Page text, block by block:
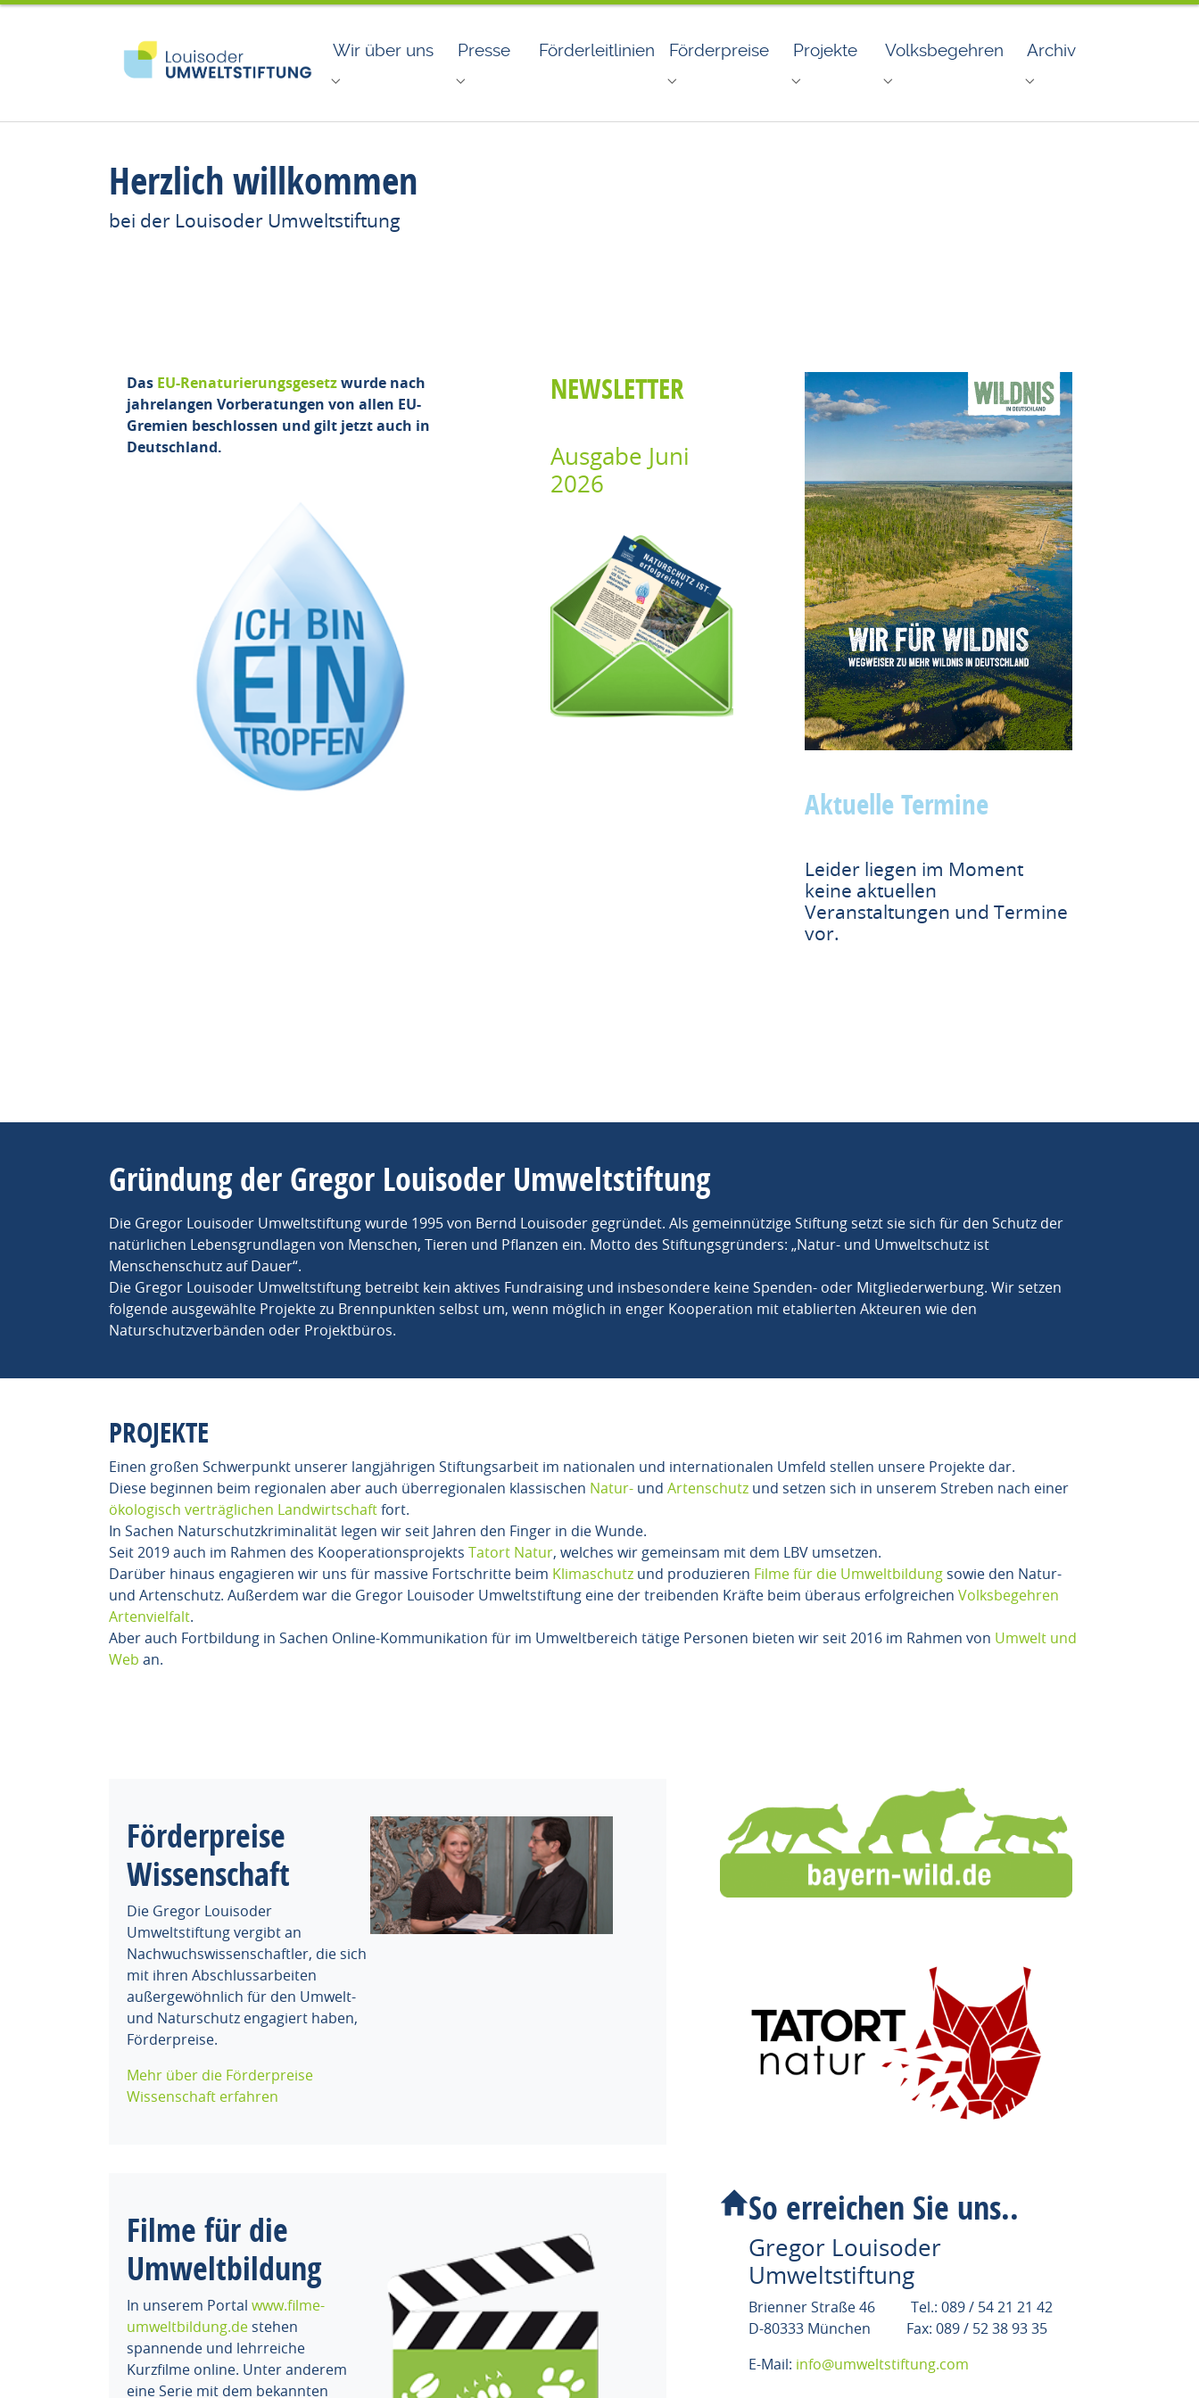
Zum Hauptinhalt springen
Skip to page footer
Wir über uns
Submenu for "Wir über uns"
Presse
Submenu for "Presse"
Förderleitlinien
Förderpreise
Submenu for "Förderpreise"
Projekte
Submenu for "Projekte"
Volksbegehren
Submenu for "Volksbegehren"
Archiv
Submenu for "Archiv"
Herzlich willkommen
bei der Louisoder Umweltstiftung
Das EU-Renaturierungsgesetzwurde nach
jahrelangen Vorberatungen von allen EU-
Gremien beschlossen und gilt jetzt auch in
Deutschland.
NEWSLETTER
Ausgabe Juni
2026
Aktuelle Termine
Leider liegen im Moment
keine aktuellen
Veranstaltungen und Termine
vor.
Gründung der Gregor Louisoder Umweltstiftung
Die Gregor Louisoder Umweltstiftung wurde 1995 von Bernd Louisoder gegründet. Als gemeinnützige Stiftung setzt sie sich für den Schutz der
natürlichen Lebensgrundlagen von Menschen, Tieren und Pflanzen ein. Motto des Stiftungsgründers: „Natur- und Umweltschutz ist
Menschenschutz auf Dauer“.
Die Gregor Louisoder Umweltstiftung betreibt kein aktives Fundraising und insbesondere keine Spenden- oder Mitgliederwerbung. Wir setzen
folgende ausgewählte Projekte zu Brennpunkten selbst um, wenn möglich in enger Kooperation mit etablierten Akteuren wie den
Naturschutzverbänden oder Projektbüros.
PROJEKTE
Einen großen Schwerpunkt unserer langjährigen Stiftungsarbeit im nationalen und internationalen Umfeld stellen unsere Projekte dar.
Diese beginnen beim regionalen aber auch überregionalen klassischen Natur- und Artenschutz und setzen sich in unserem Streben nach einer
ökologisch verträglichen Landwirtschaftfort.
In Sachen Naturschutzkriminalität legen wir seit Jahren den Finger in die Wunde.
Seit 2019 auch im Rahmen des Kooperationsprojekts Tatort Natur, welches wir gemeinsam mit dem LBV umsetzen.
Darüber hinaus engagieren wir uns für massive Fortschritte beim Klimaschutz und produzieren Filme für die Umweltbildung sowie den Natur-
und Artenschutz. Außerdem war die Gregor Louisoder Umweltstiftung eine der treibenden Kräfte beim überaus erfolgreichen Volksbegehren
Artenvielfalt.
Aber auch Fortbildung in Sachen Online-Kommunikation für im Umweltbereich tätige Personen bieten wir seit 2016 im Rahmen von Umwelt und
Web an.
Förderpreise
Wissenschaft
Die Gregor Louisoder
Umweltstiftung vergibt an
Nachwuchswissenschaftler, die sich
mit ihren Abschlussarbeiten
außergewöhnlich für den Umwelt-
und Naturschutz engagiert haben,
Förderpreise.
Mehr über die Förderpreise
Wissenschaft erfahren
Filme für die
Umweltbildung
In unserem Portal www.filme-
umweltbildung.de stehen
spannende und lehrreiche
Kurzfilme online. Unter anderem
eine Serie mit dem bekannten
So erreichen Sie uns..
Gregor Louisoder
Umweltstiftung
Brienner Straße 46 Tel.: 089 / 54 21 21 42
D-80333 München Fax: 089 / 52 38 93 35
E-Mail: info@umweltstiftung.com